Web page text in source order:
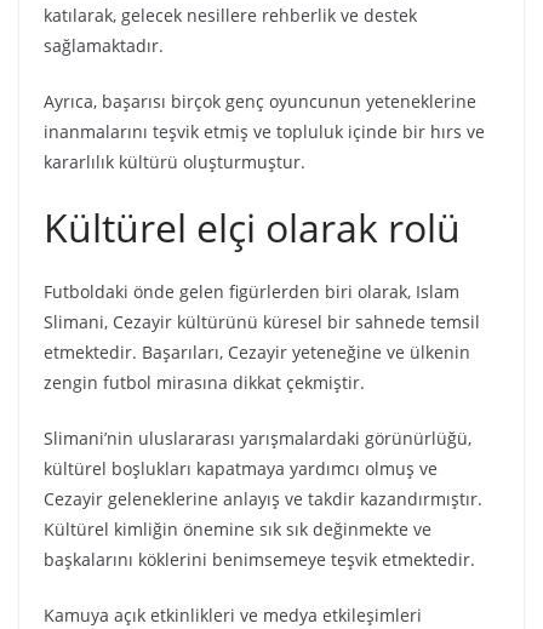
katılarak, gelecek nesillere rehberlik ve destek
sağlamaktadır.
Ayrıca, başarısı birçok genç oyuncunun yeteneklerine
inanmalarını teşvik etmiş ve topluluk içinde bir hırs ve
kararlılık kültürü oluşturmuştur.
Kültürel elçi olarak rolü
Futboldaki önde gelen figürlerden biri olarak, Islam
Slimani, Cezayir kültürünü küresel bir sahnede temsil
etmektedir. Başarıları, Cezayir yeteneğine ve ülkenin
zengin futbol mirasına dikkat çekmiştir.
Slimani’nin uluslararası yarışmalardaki görünürlüğü,
kültürel boşlukları kapatmaya yardımcı olmuş ve
Cezayir geleneklerine anlayış ve takdir kazandırmıştır.
Kültürel kimliğin önemine sık sık değinmekte ve
başkalarını köklerini benimsemeye teşvik etmektedir.
Kamuya açık etkinlikleri ve medya etkileşimleri